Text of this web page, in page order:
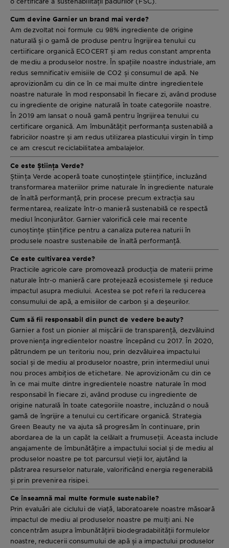
Cum devine Garnier un brand mai verde?
Am dezvoltat noi formule cu 98% ingrediente de origine
naturală și o gamă de produse pentru îngrijirea tenului cu
certiificare organică ECOCERT și am redus constant amprenta
de mediu a produselor nostre. În spațiile noastre industriale, am
redus semnificativ emisiile de CO2 și consumul de apă. Ne
aprovizionăm cu din ce în ce mai multe dintre ingredientele
noastre naturale în mod responsabil în fiecare zi, având produse
cu ingrediente de origine naturală în toate categoriile noastre.
În 2019 am lansat o nouă gamă pentru îngrijirea tenului cu
certificare organică. Am îmbunătățit performanța sustenabilă a
fabricilor noastre și am redus utilizarea plasticului virgin în timp
ce am crescut reciclabilitatea ambalajelor.
Ce este Știința Verde?
Știința Verde acoperă toate cunoștințele științifice, incluzând
transformarea materiilor prime naturale în ingrediente naturale
de înaltă performanță, prin procese precum extracția sau
fermentarea, realizate într-o manieră sustenabilă ce respectă
mediul înconjurător. Garnier valorifică cele mai recente
cunoștințe științifice pentru a canaliza puterea naturii în
produsele noastre sustenabile de înaltă performanță.
Ce este cultivarea verde?
Practicile agricole care promovează producția de materii prime
naturale într-o manieră care protejează ecosistemele și reduce
impactul asupra mediului. Acestea se pot referi la reducerea
consumului de apă, a emisiilor de carbon și a deșeurilor.
Cum să fii responsabil din punct de vedere beauty?
Garnier a fost un pionier al mișcării de transparență, dezvăluind
proveniența ingredientelor noastre începând cu 2017. În 2020,
pătrundem pe un teritoriu nou, prin dezvăluirea impactului
social și de mediu al produselor noastre, prin intermediul unui
nou proces ambițios de etichetare. Ne aprovizionăm cu din ce
în ce mai multe dintre ingredientele noastre naturale în mod
responsabil în fiecare zi, având produse cu ingrediente de
origine naturală în toate categoriile noastre, incluzând o nouă
gamă de îngrijire a tenului cu certificare organică. Strategia
Green Beauty ne va ajuta să progresăm în continuare, prin
abordarea de la un capăt la celălalt a frumuseții. Aceasta include
angajamente de îmbunătățire a impactului social și de mediu al
produselor noastre pe tot parcursul vieții lor, ajutând la
păstrarea resurselor naturale, valorificând energia regenerabilă
și prin prevenirea risipei.
Ce înseamnă mai multe formule sustenabile?
Prin evaluări ale ciclului de viață, laboratoarele noastre măsoară
impactul de mediu al produselor noastre pe mulți ani. Ne
concentrăm asupra îmbunătățirii biodegradabilității formulelor
noastre, reducerii consumului de apă și a impactului produselor